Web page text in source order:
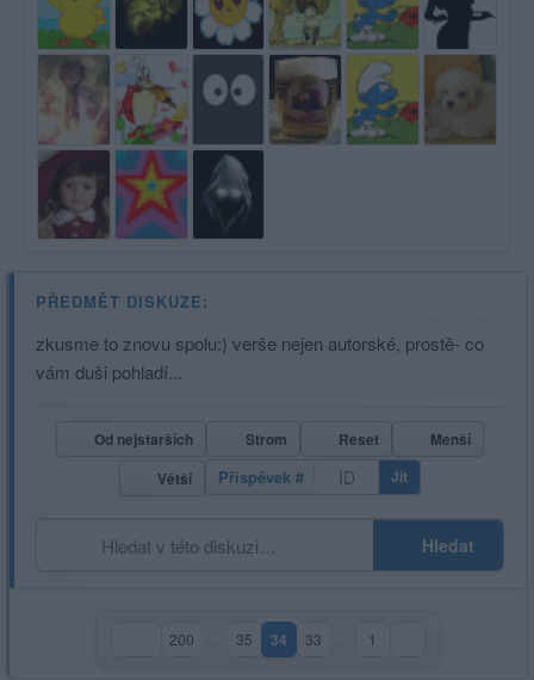
PŘEDMĚT DISKUZE:
zkusme to znovu spolu:) verše nejen autorské, prostě- co
vám duši pohladí...
Od nejstarších Strom Reset
Menší
Větší
Příspěvek # Jít
Hledat
200 35 34(aktuální strana)
33 1